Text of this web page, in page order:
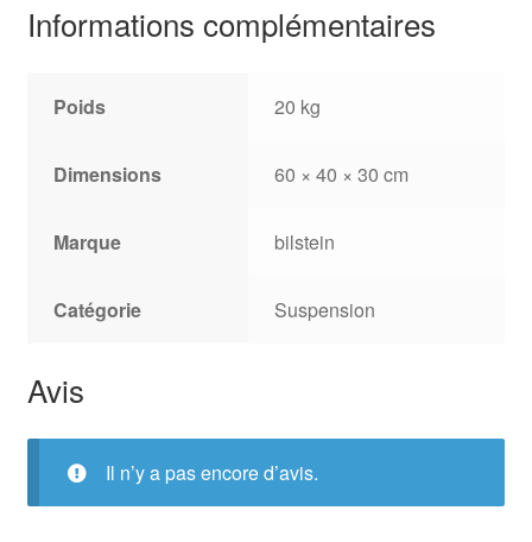
Informations complémentaires
Poids 20 kg
Dimensions 60 × 40 × 30 cm
Marque bilstein
Catégorie Suspension
Avis
Il n’y a pas encore d’avis.